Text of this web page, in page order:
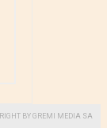
BY GREMI MEDIA SA